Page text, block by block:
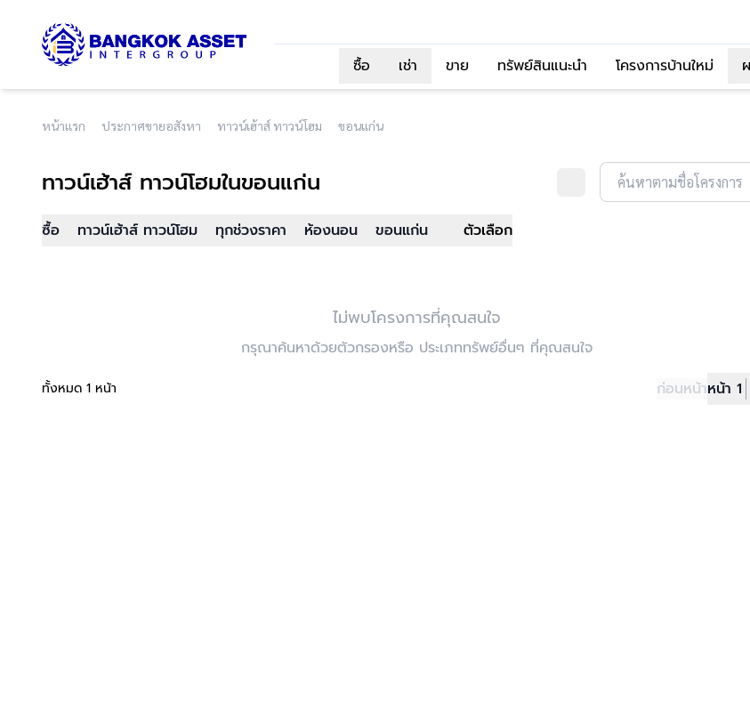
ซื้อ
เช่า ขาย ทรัพย์สินแนะนำ โครงการบ้านใหม่
หน้าแรก ประกาศขายอสังหา ทาวน์เฮ้าส์ ทาวน์โฮม ขอนแก่น
ทาวน์เฮ้าส์ ทาวน์โฮมในขอนแก่น ค้นหาตามชื่อโครงการ
ซื้อ ทาวน์เฮ้าส์ ทาวน์โฮม ทุกช่วงราคา ห้องนอน ขอนแก่น ตัวเลือก
ไม่พบโครงการที่คุณสนใจ
กรุณาค้นหาด้วยตัวกรองหรือ ประเภททรัพย์อื่นๆ ที่คุณสนใจ
ทั้งหมด 1 หน้า ก่อนหน้าหน้า 1